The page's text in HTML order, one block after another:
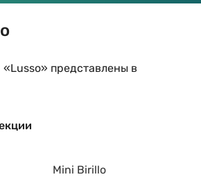
представлены в
Mini Birillo